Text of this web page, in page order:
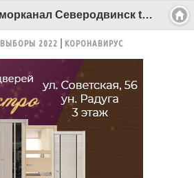
Спорт - Беломорканал Северодвинск tv29.ru
ВЫБОРЫ 2022 КОРОНАВИРУС